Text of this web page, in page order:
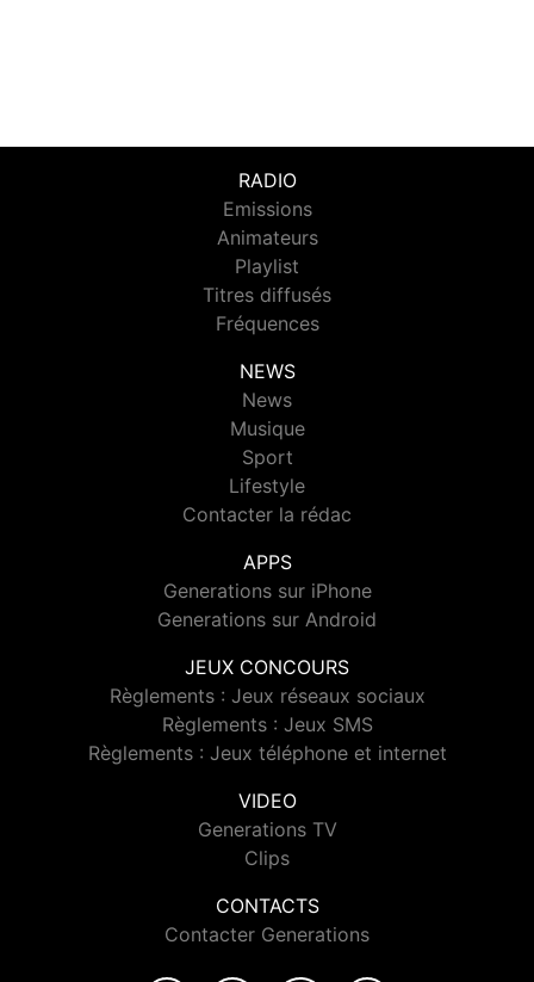
RADIO
Emissions
Animateurs
Playlist
Titres diffusés
Fréquences
NEWS
News
Musique
Sport
Lifestyle
Contacter la rédac
APPS
Generations sur iPhone
Generations sur Android
JEUX CONCOURS
Règlements : Jeux réseaux sociaux
Règlements : Jeux SMS
Règlements : Jeux téléphone et internet
VIDEO
Generations TV
Clips
CONTACTS
Contacter Generations